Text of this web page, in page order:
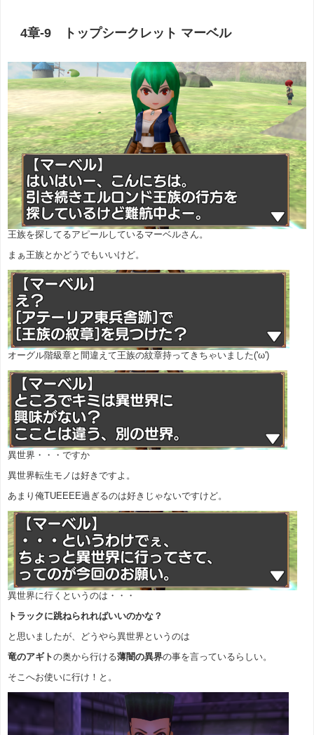
4章-9 トップシークレット マーベル
王族を探してるアピールしているマーベルさん。
まぁ王族とかどうでもいいけど。
オーグル階級章と間違えて王族の紋章持ってきちゃいました('ω')
異世界・・・ですか
異世界転生モノは好きですよ。
あまり俺TUEEEE過ぎるのは好きじゃないですけど。
異世界に行くというのは・・・
トラックに跳ねられればいいのかな？
と思いましたが、どうやら異世界というのは
竜のアギトの奥から行ける薄闇の異界の事を言っているらしい。
そこへお使いに行け！と。